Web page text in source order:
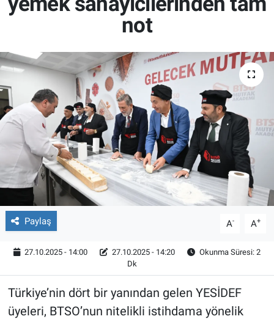
not
Paylaş A- A+
27.10.2025 - 14:00 27.10.2025 - 14:20
Okunma Süresi: 2
Dk
Türkiye’nin dört bir yanından gelen YESİDEF
üyeleri, BTSO’nun nitelikli istihdama yönelik
Bilim-Teknoloji
Köşe Yazıları
Röportaj
Video Galeri
Son Dakika Haberleri
Haber Arşivi